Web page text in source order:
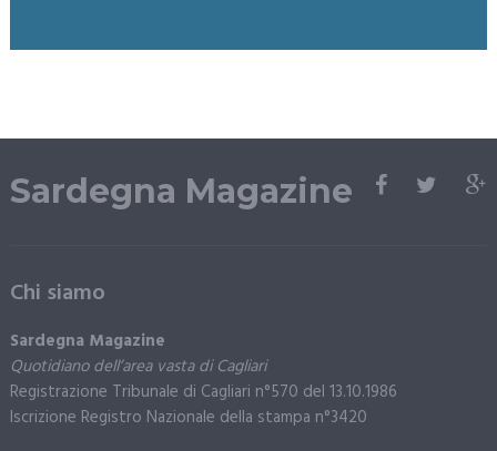
Sardegna Magazine
Chi siamo
Sardegna Magazine
Quotidiano dell’area vasta di Cagliari
Registrazione Tribunale di Cagliari n°570 del 13.10.1986
Iscrizione Registro Nazionale della stampa n°3420